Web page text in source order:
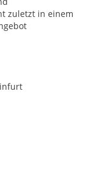
zuletzt in einem